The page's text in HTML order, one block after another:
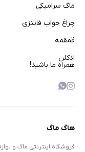
ماگ سرامیکی
چراغ خواب فانتزی
قمقمه
ادکلن
همراه ما باشید!
هاگ ماگ
فروشگاه اینترنتی ماگ و